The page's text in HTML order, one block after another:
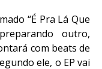
“É Pra Lá Que
outro,
com beats de
ele, o EP vai